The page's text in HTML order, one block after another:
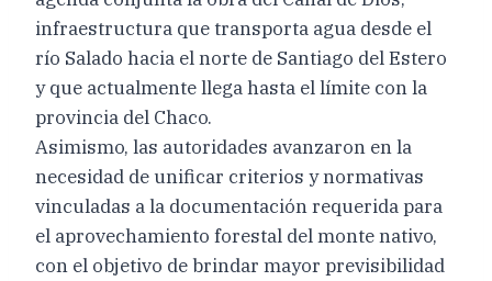
infraestructura que transporta agua desde el
río Salado hacia el norte de Santiago del Estero
y que actualmente llega hasta el límite con la
provincia del Chaco.
Asimismo, las autoridades avanzaron en la
necesidad de unificar criterios y normativas
vinculadas a la documentación requerida para
el aprovechamiento forestal del monte nativo,
con el objetivo de brindar mayor previsibilidad